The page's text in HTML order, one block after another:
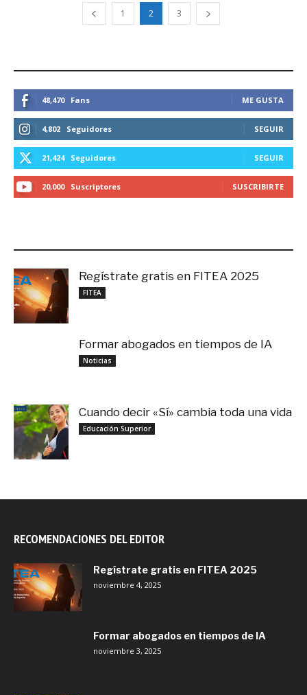
1 2 3
48,470 Fans ME GUSTA
4,802 Seguidores SEGUIR
21,424 Seguidores SEGUIR
20,000 Suscriptores SUSCRIBIRTE
Regístrate gratis en FITEA 2025
FITEA
Formar abogados en tiempos de IA
Noticias
Cuando decir «Sí» cambia toda una vida
Educación Superior
RECOMENDACIONES DEL EDITOR
Regístrate gratis en FITEA 2025
noviembre 4, 2025
Formar abogados en tiempos de IA
noviembre 3, 2025